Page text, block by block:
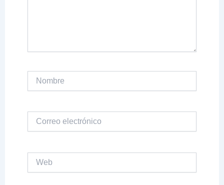
Correo
electrónico
Web